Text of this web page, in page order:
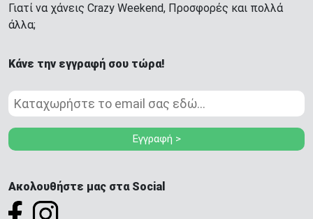
Γιατί να χάνεις Crazy Weekend, Προσφορές και πολλά
άλλα;
Κάνε την εγγραφή σου τώρα!
Εγγραφή >
Ακολουθήστε μας στα Social